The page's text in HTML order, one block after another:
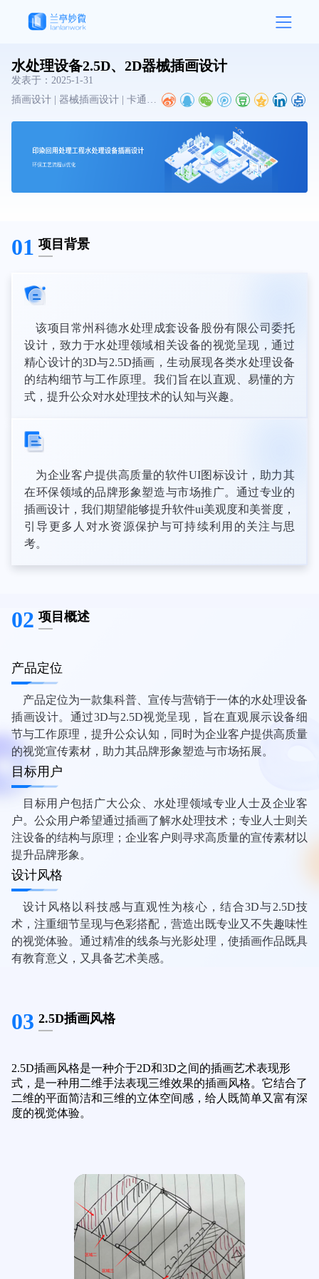
水处理设备2.5D、2D器械插画设计
发表于： 2025-1-31
插画设计 | 器械插画设计 | 卡通插画设计
01 项目背景
该项目常州科德水处理成套设备股份有限公司委托
设计，致力于水处理领域相关设备的视觉呈现，通过
精心设计的3D与2.5D插画，生动展现各类水处理设备
的结构细节与工作原理。我们旨在以直观、易懂的方
式，提升公众对水处理技术的认知与兴趣。
为企业客户提供高质量的软件UI图标设计，助力其
在环保领域的品牌形象塑造与市场推广。通过专业的
插画设计，我们期望能够提升软件ui美观度和美誉度，
引导更多人对水资源保护与可持续利用的关注与思
考。
02 项目概述
产品定位
产品定位为一款集科普、宣传与营销于一体的水处理设备
插画设计。通过3D与2.5D视觉呈现，旨在直观展示设备细
节与工作原理，提升公众认知，同时为企业客户提供高质量
的视觉宣传素材，助力其品牌形象塑造与市场拓展。
目标用户
目标用户包括广大公众、水处理领域专业人士及企业客
户。公众用户希望通过插画了解水处理技术；专业人士则关
注设备的结构与原理；企业客户则寻求高质量的宣传素材以
提升品牌形象。
设计风格
设计风格以科技感与直观性为核心，结合3D与2.5D技
术，注重细节呈现与色彩搭配，营造出既专业又不失趣味性
的视觉体验。通过精准的线条与光影处理，使插画作品既具
有教育意义，又具备艺术美感。
03 2.5D插画风格
2.5D插画风格是一种介于2D和3D之间的插画艺术表现形
式，是一种用二维手法表现三维效果的插画风格。它结合了
二维的平面简洁和三维的立体空间感，给人既简单又富有深
度的视觉体验。